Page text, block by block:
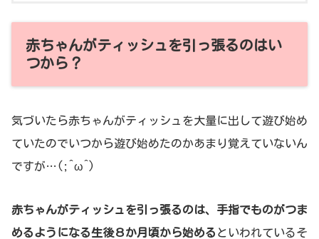
赤ちゃんがティッシュを引っ張るのはい
つから？
気づいたら赤ちゃんがティッシュを大量に出して遊び始め
ていたのでいつから遊び始めたのかあまり覚えていないん
ですが…(;^ω^)
赤ちゃんがティッシュを引っ張るのは、手指でものがつま
めるようになる生後８か月頃から始める といわれているそ